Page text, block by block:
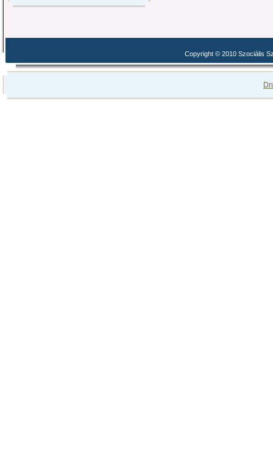
Copyright © 2010 Szociális